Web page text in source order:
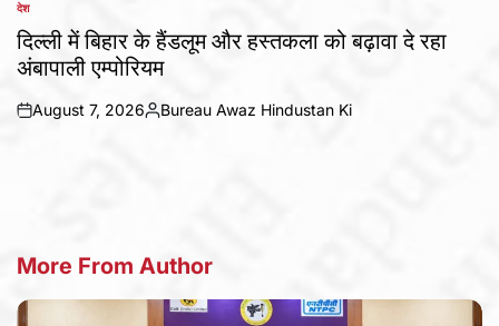
POSTED
IN
देश
दिल्ली में बिहार के हैंडलूम और हस्तकला को बढ़ावा दे रहा
अंबापाली एम्पोरियम
on
August 7, 2026
Posted
Bureau Awaz Hindustan Ki
More From Author